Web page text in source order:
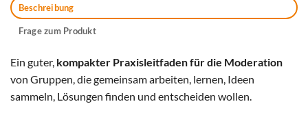
Beschreibung
Frage zum Produkt
Ein guter, kompakter Praxisleitfaden für die Moderation
von Gruppen, die gemeinsam arbeiten, lernen, Ideen
sammeln, Lösungen finden und entscheiden wollen.